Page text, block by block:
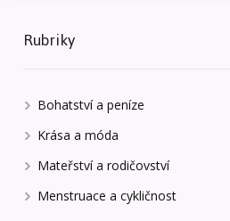
Rubriky
Bohatství a peníze
Krása a móda
Mateřství a rodičovství
Menstruace a cykličnost